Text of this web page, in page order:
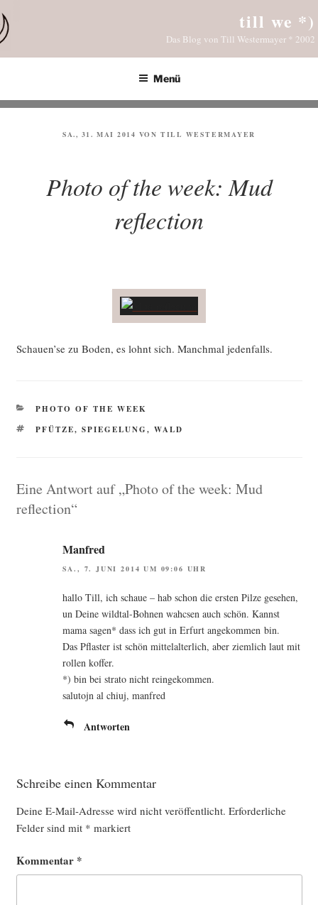
Inhalt
springen
till we *)
Das Blog von Till Westermayer * 2002
Menü
VERÖFFENTLICHT
SA., 31. MAI 2014 VON TILL WESTERMAYER
Photo of the week: Mud
reflection
Schauen’se zu Boden, es lohnt sich. Manch­mal jedenfalls.
KATEGORIEN
PHOTO OF THE WEEK
SCHLAGWÖRTER
PFÜTZE, SPIEGELUNG, WALD
Eine Antwort auf „Photo of the week: Mud
reflection“
Manfred
SA., 7. JUNI 2014 UM 09:06 UHR
hal­lo Till, ich schaue – hab schon die ers­ten Pil­ze gese­hen,
un Dei­ne wild­tal-Boh­nen wahc­sen auch schön. Kannst
mama sagen* dass ich gut in Erfurt ange­kom­men bin.
Das Pflas­ter ist schön mit­tel­al­ter­lich, aber ziem­lich laut mit
rol­len koffer.
*) bin bei stra­to nicht reingekommen.
salu­to­jn al chi­uj, manfred
Antworten
Schreibe einen Kommentar
Deine E-Mail-Adresse wird nicht veröffentlicht. Erforderliche
Felder sind mit * markiert
Kommentar *